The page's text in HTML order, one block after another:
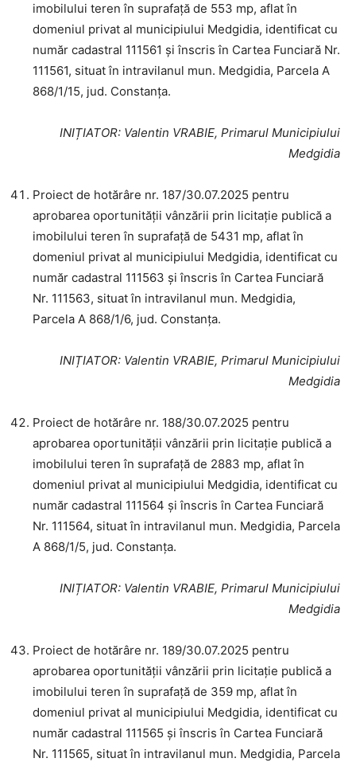
imobilului teren în suprafață de 553 mp, aflat în
domeniul privat al municipiului Medgidia, identificat cu
număr cadastral 111561 și înscris în Cartea Funciară Nr.
111561, situat în intravilanul mun. Medgidia, Parcela A
868/1/15, jud. Constanța.
INIȚIATOR: Valentin VRABIE, Primarul Municipiului
Medgidia
Proiect de hotărâre nr. 187/30.07.2025 pentru
aprobarea oportunității vânzării prin licitație publică a
imobilului teren în suprafață de 5431 mp, aflat în
domeniul privat al municipiului Medgidia, identificat cu
număr cadastral 111563 și înscris în Cartea Funciară
Nr. 111563, situat în intravilanul mun. Medgidia,
Parcela A 868/1/6, jud. Constanța.
INIȚIATOR: Valentin VRABIE, Primarul Municipiului
Medgidia
Proiect de hotărâre nr. 188/30.07.2025 pentru
aprobarea oportunității vânzării prin licitație publică a
imobilului teren în suprafață de 2883 mp, aflat în
domeniul privat al municipiului Medgidia, identificat cu
număr cadastral 111564 și înscris în Cartea Funciară
Nr. 111564, situat în intravilanul mun. Medgidia, Parcela
A 868/1/5, jud. Constanța.
INIȚIATOR: Valentin VRABIE, Primarul Municipiului
Medgidia
Proiect de hotărâre nr. 189/30.07.2025 pentru
aprobarea oportunității vânzării prin licitație publică a
imobilului teren în suprafață de 359 mp, aflat în
domeniul privat al municipiului Medgidia, identificat cu
număr cadastral 111565 și înscris în Cartea Funciară
Nr. 111565, situat în intravilanul mun. Medgidia, Parcela